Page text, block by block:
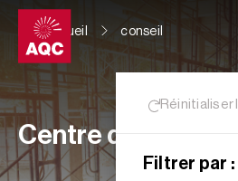
Panneau de gestion des cookies
Accueil conseil
Réinitialiser
Filtrer par :
Centre de